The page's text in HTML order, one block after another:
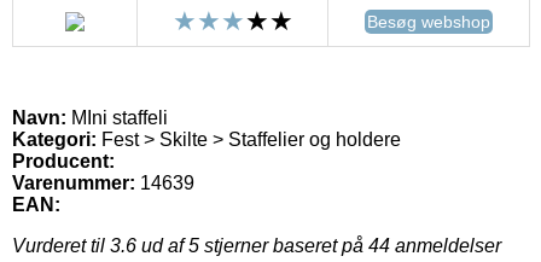
Besøg webshop
Navn: MIni staffeli
Kategori: Fest > Skilte > Staffelier og holdere
Producent:
Varenummer: 14639
EAN:
Vurderet til 3.6 ud af 5 stjerner baseret på 44 anmeldelser